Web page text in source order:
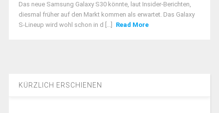
Das neue Samsung Galaxy S30 könnte, laut Insider-Berichten,
diesmal früher auf den Markt kommen als erwartet. Das Galaxy
S-Lineup wird wohl schon in d [...]
Read More
KÜRZLICH ERSCHIENEN